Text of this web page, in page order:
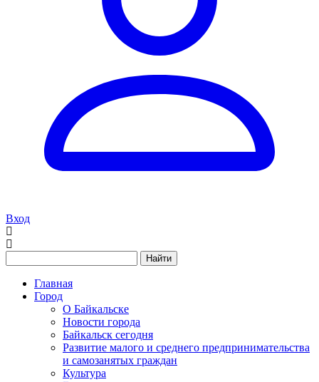
Вход
Найти
Главная
Город
О Байкальске
Новости города
Байкальск сегодня
Развитие малого и среднего предпринимательства
и самозанятых граждан
Культура